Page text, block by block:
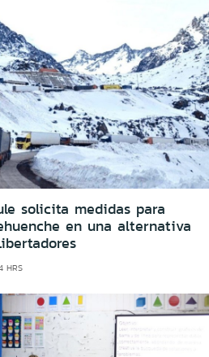
solicita medidas para
en una alternativa
HRS